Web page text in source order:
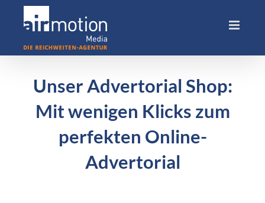
Unser Advertorial Shop:
Mit wenigen Klicks zum
perfekten Online-
Advertorial